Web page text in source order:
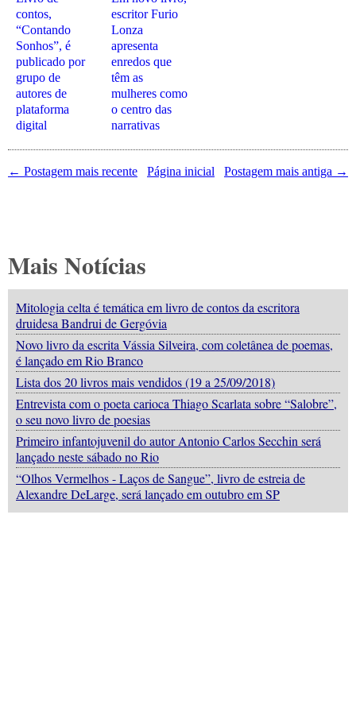
contos,
“Contando
Sonhos”, é
publicado por
grupo de
autores de
plataforma
digital
escritor Furio
Lonza
apresenta
enredos que
têm as
mulheres como
o centro das
narrativas
← Postagem mais recente Postagem mais antiga →
Página inicial
Mais Notícias
Mitologia celta é temática em livro de contos da escritora
druidesa Bandrui de Gergóvia
Novo livro da escrita Vássia Silveira, com coletânea de poemas,
é lançado em Rio Branco
Lista dos 20 livros mais vendidos (19 a 25/09/2018)
Entrevista com o poeta carioca Thiago Scarlata sobre “Salobre”,
o seu novo livro de poesias
Primeiro infantojuvenil do autor Antonio Carlos Secchin será
lançado neste sábado no Rio
“Olhos Vermelhos - Laços de Sangue”, livro de estreia de
Alexandre DeLarge, será lançado em outubro em SP